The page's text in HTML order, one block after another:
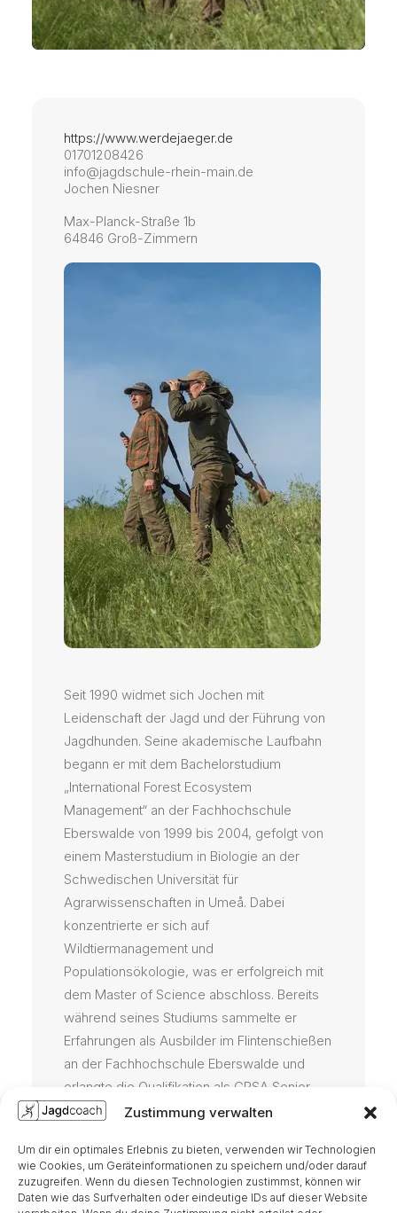
Zustimmung verwalten
Um dir ein optimales Erlebnis zu bieten, verwenden wir Technologien
wie Cookies, um Geräteinformationen zu speichern und/oder darauf
zuzugreifen. Wenn du diesen Technologien zustimmst, können wir
Daten wie das Surfverhalten oder eindeutige IDs auf dieser Website
https://www.werdejaeger.de
01701208426
info@jagdschule-rhein-main.de
Jochen Niesner
Max-Planck-Straße 1b
64846 Groß-Zimmern
Seit 1990 widmet sich Jochen mit
Leidenschaft der Jagd und der Führung von
Jagdhunden. Seine akademische Laufbahn
begann er mit dem Bachelorstudium
„International Forest Ecosystem
Management“ an der Fachhochschule
Eberswalde von 1999 bis 2004, gefolgt von
einem Masterstudium in Biologie an der
Schwedischen Universität für
Agrarwissenschaften in Umeå. Dabei
konzentrierte er sich auf
Wildtiermanagement und
Populationsökologie, was er erfolgreich mit
dem Master of Science abschloss. Bereits
während seines Studiums sammelte er
Erfahrungen als Ausbilder im Flintenschießen
an der Fachhochschule Eberswalde und
erlangte die Qualifikation als CPSA Senior
Coach. Jochens breitgefächerte
mit Erwachsenen, Jugendlichen und Kindern.
Er lehrt alle jagdlichen Disziplinen mit einem
besonderen Fokus auf das Flintenschießen.